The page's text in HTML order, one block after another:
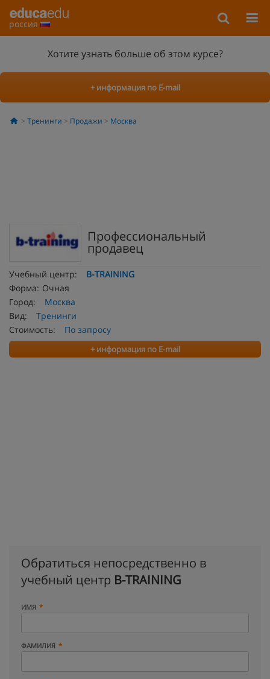
россия
Хотите узнать больше об этом курсе?
+ информация по E-mail
Тренинги Продажи Москва
Профессиональный
продавец
Учебный центр:
B-TRAINING
Форма: Очная
Город:
Москва
Вид:
Тренинги
Стоимость:
По запросу
+ информация по E-mail
Обратиться непосредственно в
учебный центр B-TRAINING
ИМЯ
ФАМИЛИЯ